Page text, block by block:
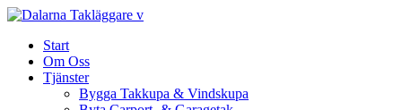
Skip
contentStart
Om Oss
Tjänster
Bygga Takkupa & Vindskupa